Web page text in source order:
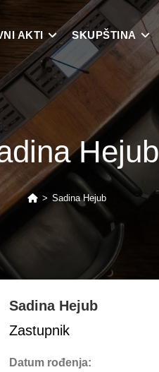
AKTI SKUPŠTINA
Hejub
> Sadina Hejub
Sadina Hejub
Zastupnik
Datum rođenja: